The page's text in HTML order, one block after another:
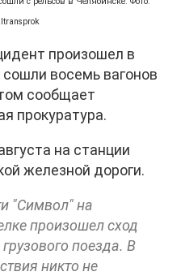
произошел в
восемь вагонов
сообщает
прокуратура.
на станции
железной дороги.
"Символ" на
произошел сход
поезда. В
никто не